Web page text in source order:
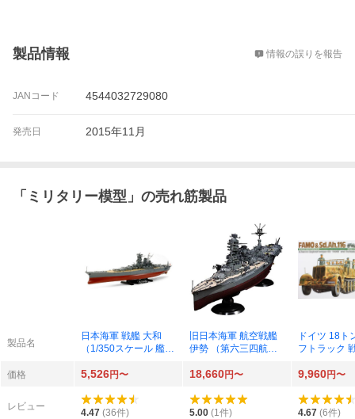
製品情報 情報の誤りを報告
JANコード 4544032729080
発売日 2015年11月
「 ミリタリー模型 」の売れ筋製品
製品名
日本海軍 戦艦 大和
（1/350スケール 艦船
旧日本海軍 航空戦艦
伊勢 （第六三四航空
（1/350スケール 艦船
ドイツ 18ト
フトラック
リタリーミ
価格 5,526円〜 18,660円〜 9,960円〜
レビュー
4.47 (36件) 5.00 (1件) 4.67 (6件)